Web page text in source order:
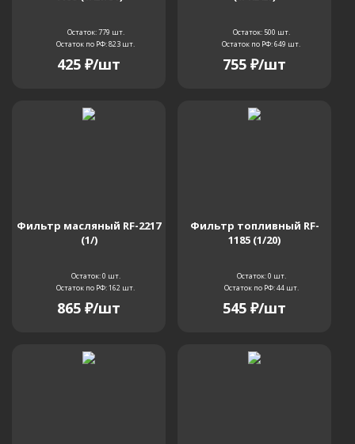
Остаток: 779 шт.
Остаток по РФ: 823 шт.
425 ₽/шт
Остаток: 500 шт.
Остаток по РФ: 649 шт.
755 ₽/шт
Фильтр масляный RF-2217
(1/)
Остаток: 0 шт.
Остаток по РФ: 162 шт.
865 ₽/шт
Фильтр топливный RF-
1185 (1/20)
Остаток: 0 шт.
Остаток по РФ: 44шт.
545 ₽/шт